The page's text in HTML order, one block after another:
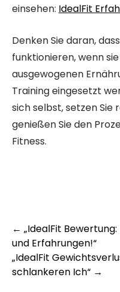
einsehen: IdealFit
Denken Sie daran,
funktionieren, wenn
ausgewogenen
Training eingesetzt
sich selbst, setzen Sie
genießen Sie den
Fitness.
Post
navigation
← „IdealFit
und Erfahrungen!“
„IdealFit
schlankeren Ich“ →